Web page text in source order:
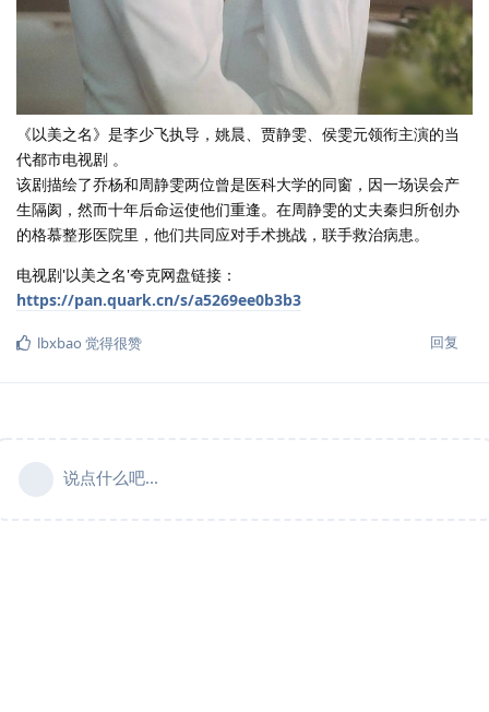
《以美之名》是李少飞执导，姚晨、贾静雯、侯雯元领衔主演的当
代都市电视剧 。
该剧描绘了乔杨和周静雯两位曾是医科大学的同窗，因一场误会产
生隔阂，然而十年后命运使他们重逢。在周静雯的丈夫秦归所创办
的格慕整形医院里，他们共同应对手术挑战，联手救治病患。
电视剧'以美之名'夸克网盘链接：
https://pan.quark.cn/s/a5269ee0b3b3
回复
lbxbao 觉得很赞
说点什么吧...